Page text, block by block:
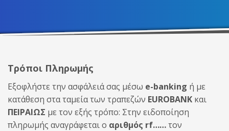
Τρόποι Πληρωμής
Εξοφλήστε την ασφάλειά σας μέσω e-banking ή με
κατάθεση στα ταμεία των τραπεζών EUROBANK και
ΠΕΙΡΑΙΩΣ με τον εξής τρόπο: Στην ειδοποίηση
πληρωμής αναγράφεται ο αριθμός rf……τον